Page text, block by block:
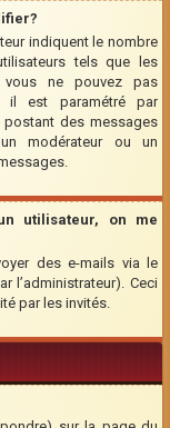
indiquent le nombre
tels que les
vous ne pouvez pas
il est paramétré par
postant des messages
modérateur ou un
utilisateur, on me
des e-mails via le
l’administrateur). Ceci
par les invités.